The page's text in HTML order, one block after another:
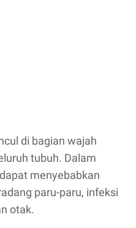
di bagian wajah
tubuh. Dalam
menyebabkan
paru-paru, infeksi
otak.